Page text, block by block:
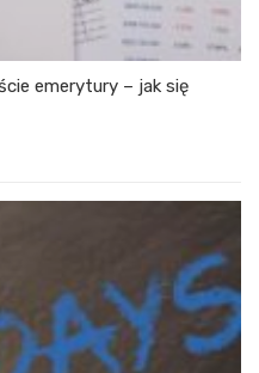
emerytury – jak się